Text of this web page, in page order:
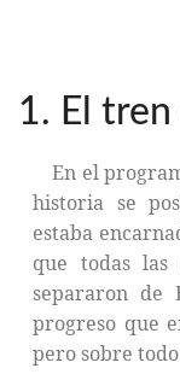
1. El
En el
historia se
estaba
que todas las
separaron de
progreso que
pero sobre